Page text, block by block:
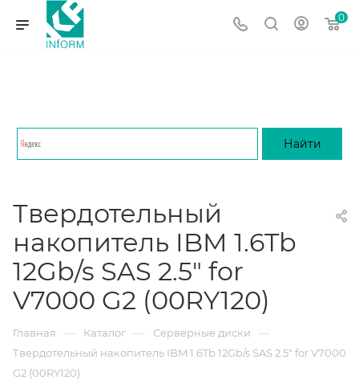
0
Твердотельный
накопитель IBM 1.6Tb
12Gb/s SAS 2.5" for
V7000 G2 (00RY120)
Главная — Каталог — Серверные диски —
Твердотельный накопитель IBM 1.6Tb 12Gb/s SAS 2.5" for V7000
G2 (00RY120)